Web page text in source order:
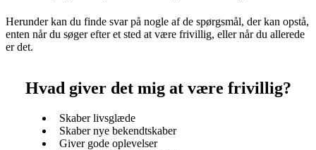
Herunder kan du finde svar på nogle af de spørgsmål, der kan opstå,
enten når du søger efter et sted at være frivillig, eller når du allerede
er det.
Hvad giver det mig at være frivillig?
Skaber livsglæde
Skaber nye bekendtskaber
Giver gode oplevelser